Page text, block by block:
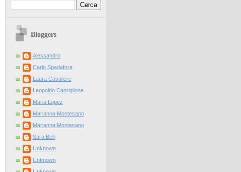
Bloggers
Alessandro
Carlo Spadafora
Laura Cavaliere
Leopoldo Capriglione
Maria Lopez
Marianna Montesano
Marianna Montesano
Sara Belli
Unknown
Unknown